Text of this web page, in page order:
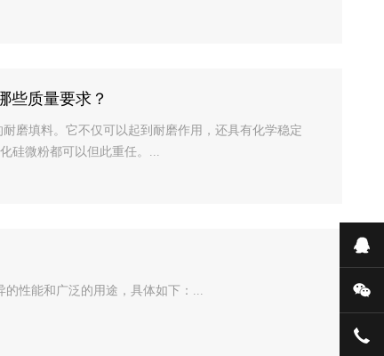
些质量要求？
磨填料。它不仅可以起到耐磨作用，还具有化学稳定
硅微粉都可以但此重任。...
性能和广泛的用途，具体如下：...
在
微